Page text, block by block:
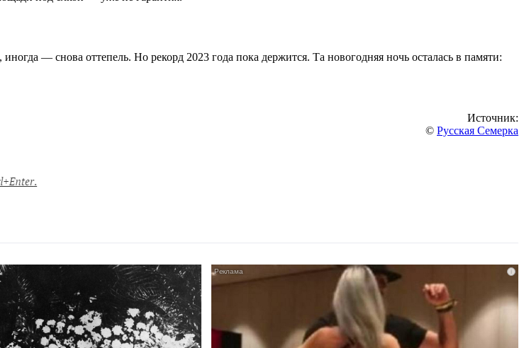
— снова оттепель. Но рекорд 2023 года пока держится. Та новогодняя ночь осталась в памяти:
Источник:
© Русская Семерка
i